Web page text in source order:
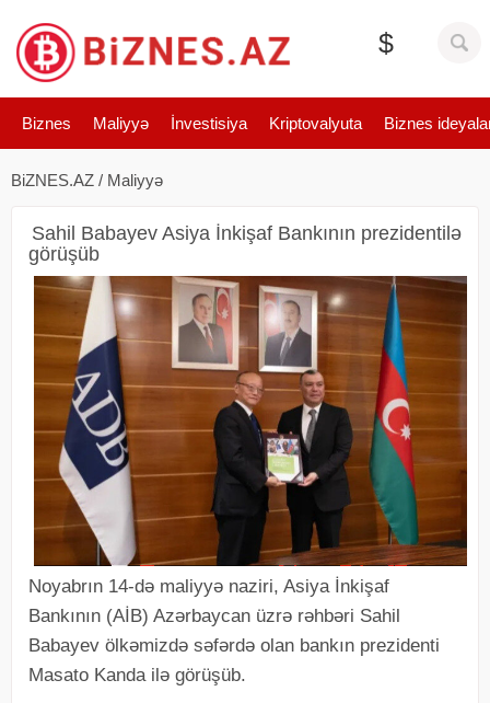
$
Biznes Maliyyə İnvestisiya Kriptovalyuta Biznes
BiZNES.AZ / Maliyyə
Sahil Babayev Asiya İnkişaf Bankının prezidentilə
görüşüb
Noyabrın 14-də maliyyə naziri, Asiya İnkişaf
Bankının (AİB) Azərbaycan üzrə rəhbəri Sahil
Babayev ölkəmizdə səfərdə olan bankın prezidenti
Masato Kanda ilə görüşüb.